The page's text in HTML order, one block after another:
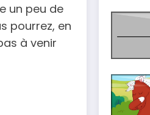
un peu de
pourrez, en
à venir